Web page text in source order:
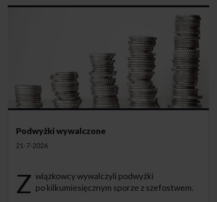
Podwyżki wywalczone
21-7-2026
Z wiązkowcy wywalczyli podwyżki
po kilkumiesięcznym sporze z szefostwem.